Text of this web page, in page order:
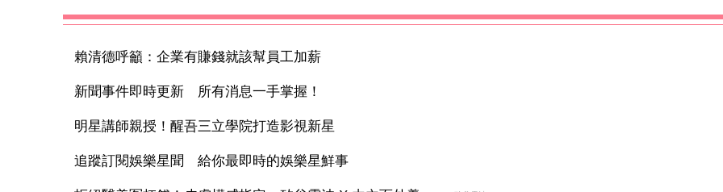
賴清德呼籲：企業有賺錢就該幫員工加薪
新聞事件即時更新 所有消息一手掌握！
明星講師親授！醒吾三立學院打造影視新星
追蹤訂閱娛樂星聞 給你最即時的娛樂星鮮事